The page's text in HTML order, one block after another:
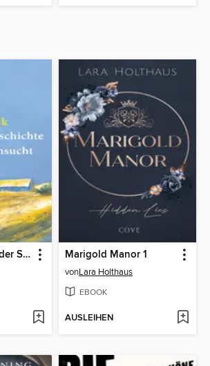
Eine Geschichte der Sehnsucht Marigold Manor 1
vonLara Holthaus
EBOOK
AUSLEIHEN